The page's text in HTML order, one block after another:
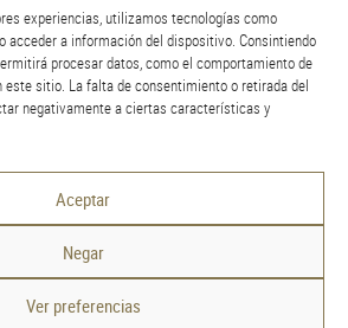
experiencias, utilizamos tecnologías como
acceder a información del dispositivo. Consintiendo
procesar datos, como el comportamiento de
este sitio. La falta de consentimiento o retirada del
negativamente a ciertas características y
Aceptar
Negar
Ver preferencias
CONTÁCTENOS
220 920 830
info@amr.pt